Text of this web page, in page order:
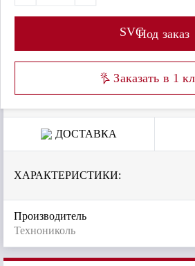
SVGПод заказ
Заказать в 1
ДОСТАВКА
ХАРАКТЕРИСТИКИ:
Производитель
Технониколь